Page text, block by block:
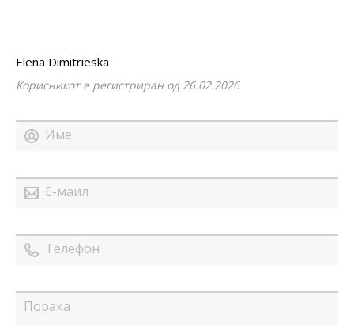
Elena Dimitrieska
Корисникот е регистриран од 26.02.2026